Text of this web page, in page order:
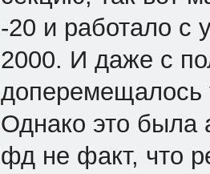
-20 и работало с
2000. И даже с
доперемещалось
Однако это была
фд не факт, что